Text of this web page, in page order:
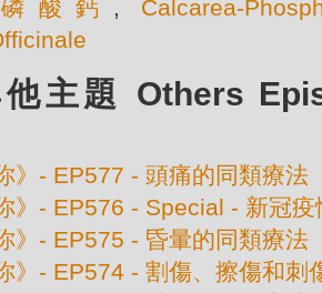
磷酸鈣 , Calcarea-
主題 Others
》- EP577 - 頭痛的同類療法
》- EP576 - Special - 新冠
》- EP575 - 昏暈的同類療法
》- EP574 - 割傷、擦傷和刺